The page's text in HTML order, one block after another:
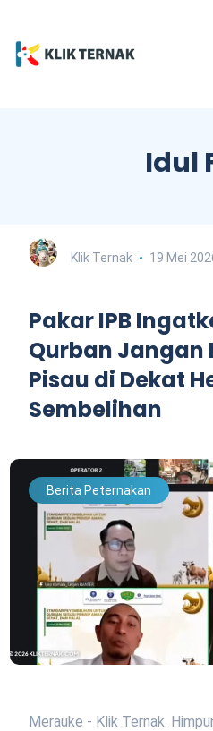
Idul
Klik Ternak 19 Mei
Pakar IPB
Qurban Jangan
Pisau di Dekat
Sembelihan
Berita Peternakan
Merauke - Klik Ternak.